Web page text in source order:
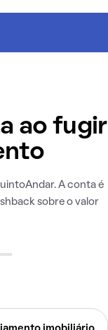
ao fugir
A conta é
sobre o valor